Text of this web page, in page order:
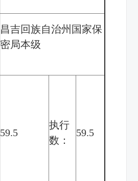
昌吉回族自治州国家保
密局本级
59.5
执行
数：
59.5